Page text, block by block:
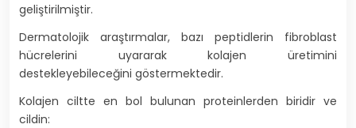
geliştirilmiştir.
Dermatolojik araştırmalar, bazı peptidlerin fibroblast
hücrelerini uyararak kolajen üretimini
destekleyebileceğini göstermektedir.
Kolajen ciltte en bol bulunan proteinlerden biridir ve
cildin: